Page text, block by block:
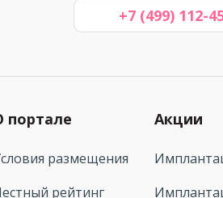
+7 (499) 112-
портале
размещения
рейтинг
Акции